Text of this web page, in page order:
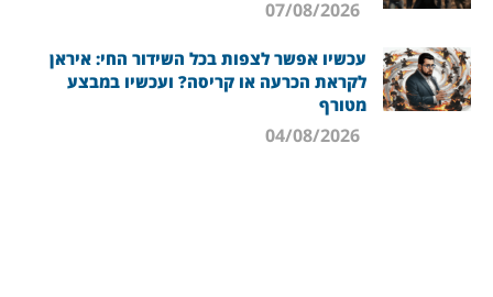
עכשיו אפשר לצפות בכל השידור החי: איראן
לקראת הכרעה או קריסה? ועכשיו במבצע
מטורף